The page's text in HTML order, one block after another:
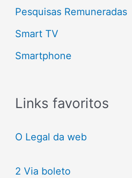
Pesquisas Remuneradas
Smart TV
Smartphone
Links favoritos
O Legal da web
2 Via boleto